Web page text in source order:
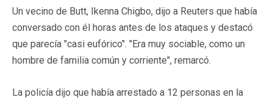
Un vecino de Butt, Ikenna Chigbo, dijo a Reuters que había
conversado con él horas antes de los ataques y destacó
que parecía "casi eufórico". "Era muy sociable, como un
hombre de familia común y corriente", remarcó.
La policía dijo que había arrestado a 12 personas en la